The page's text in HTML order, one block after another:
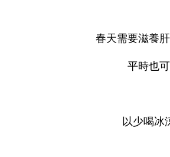
春天需要滋養
平時也
以少喝冰